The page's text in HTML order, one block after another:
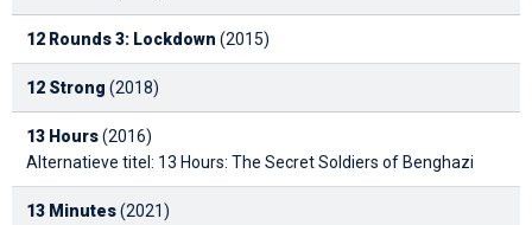
12 Rounds 3: Lockdown (2015)
12 Strong (2018)
13 Hours(2016)
Alternatieve titel: 13 Hours: The Secret Soldiers of Benghazi
13 Minutes(2021)